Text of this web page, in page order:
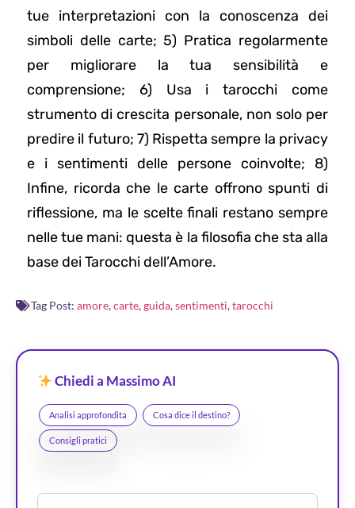
tue interpretazioni con la conoscenza dei
simboli delle carte; 5) Pratica regolarmente
per migliorare la tua sensibilità e
comprensione; 6) Usa i tarocchi come
strumento di crescita personale, non solo per
predire il futuro; 7) Rispetta sempre la privacy
e i sentimenti delle persone coinvolte; 8)
Infine, ricorda che le carte offrono spunti di
riflessione, ma le scelte finali restano sempre
nelle tue mani: questa è la filosofia che sta alla
base dei Tarocchi dell’Amore.
Tag Post: amore,carte,guida,sentimenti,tarocchi
Chiedi a Massimo AI
Analisi approfondita Cosa dice il destino?
Consigli pratici